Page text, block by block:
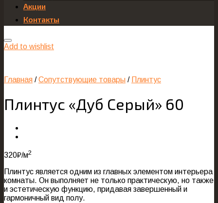
Акции
Контакты
Add to wishlist
Главная / Сопутствующие товары / Плинтус
Плинтус «Дуб Серый» 60
320₽/м2
Плинтус является одним из главных элементом интерьера
комнаты. Он выполняет не только практическую, но также
и эстетическую функцию, придавая завершенный и
гармоничный вид полу.